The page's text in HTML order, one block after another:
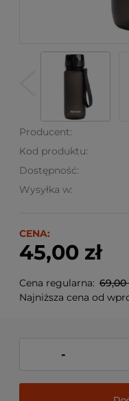
Producent:
Kod produktu:
Dostępność:
Wysyłka w:
CENA:
45,00 zł
Cena regularna: 69,00
Najniższa cena od
-